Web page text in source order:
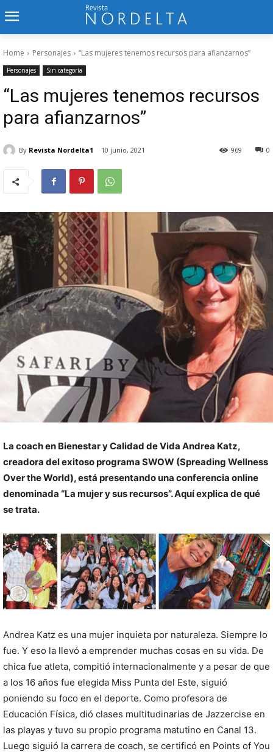
Home Personajes “Las mujeres tenemos recursos para afianzarnos”
Personajes Sin categoría
“Las mujeres tenemos recursos
para afianzarnos”
By Revista Nordelta1 10 junio, 2021 0
969
La coach en Bienestar y Calidad de Vida Andrea Katz,
creadora del exitoso programa SWOW (Spreading Wellness
Over the World), está presentando una conferencia online
denominada “La mujer y sus recursos”. Aquí explica de qué
se trata.
Andrea Katz es una mujer inquieta por naturaleza. Siempre lo
fue. Y eso la llevó a emprender muchas cosas en su vida. De
chica fue atleta, compitió internacionalmente y a pesar de que
a los 16 años fue elegida Miss Punta del Este, siguió
poniendo su foco en el deporte. Como profesora de
Educación Física, dió clases multitudinarias de Jazzercise en
las playas y tuvo su propio programa matutino en Canal 13.
Luego siguió la carrera de coach, se certificó en Points of You